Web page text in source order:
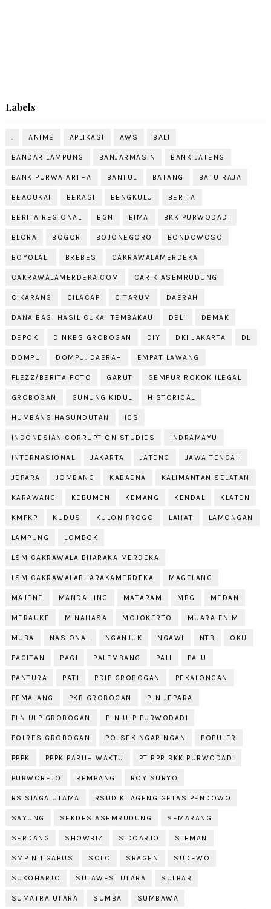
Labels
ANIME APLIKASI AWS BALI
BANDAR LAMPUNG BANJARMASIN BANK JATENG
BANK PURWA ARTHA BANTUL BATANG BATU RAJA
BEACUKAI BEKASI BENGKULU BERITA
BERITA REGIONAL BGN BIMA BKK PURWODADI
BLORA BOGOR BOJONEGORO BONDOWOSO
BOYOLALI BREBES CAKRAWALAMERDEKA
CAKRAWALAMERDEKA.COM CARIK ASEMRUDUNG
CIKARANG CILACAP CITARUM DAERAH
DANA BAGI HASIL CUKAI TEMBAKAU DELI DEMAK
DEPOK DINKES GROBOGAN DIY DKI JAKARTA DL
DOMPU DOMPU. DAERAH EMPAT LAWANG
FLEZZ/BERITA FOTO GARUT GEMPUR ROKOK ILEGAL
GROBOGAN GUNUNG KIDUL HISTORICAL
HUMBANG HASUNDUTAN ICS
INDONESIAN CORRUPTION STUDIES INDRAMAYU
INTERNASIONAL JAKARTA JATENG JAWA TENGAH
JEPARA JOMBANG KABAENA KALIMANTAN SELATAN
KARAWANG KEBUMEN KEMANG KENDAL KLATEN
KMPKP KUDUS KULON PROGO LAHAT LAMONGAN
LAMPUNG LOMBOK
LSM CAKRAWALA BHARAKA MERDEKA
LSM CAKRAWALABHARAKAMERDEKA MAGELANG
MAJENE MANDAILING MATARAM MBG MEDAN
MERAUKE MINAHASA MOJOKERTO MUARA ENIM
MUBA NASIONAL NGANJUK NGAWI NTB OKU
PACITAN PAGI PALEMBANG PALI PALU
PANTURA PATI PDIP GROBOGAN PEKALONGAN
PEMALANG PKB GROBOGAN PLN JEPARA
PLN ULP GROBOGAN PLN ULP PURWODADI
POLRES GROBOGAN POLSEK NGARINGAN POPULER
PPPK PPPK PARUH WAKTU PT BPR BKK PURWODADI
PURWOREJO REMBANG ROY SURYO
RS SIAGA UTAMA RSUD KI AGENG GETAS PENDOWO
SAYUNG SEKDES ASEMRUDUNG SEMARANG
SERDANG SHOWBIZ SIDOARJO SLEMAN
SMP N 1 GABUS SOLO SRAGEN SUDEWO
SUKOHARJO SULAWESI UTARA SULBAR
SUMATRA UTARA SUMBA SUMBAWA